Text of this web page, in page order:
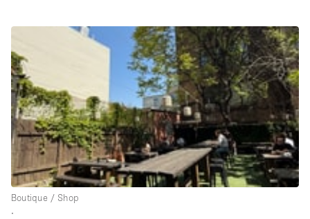
Other
Photo / Filming Studio
Restaurant / Bar / Cafe
Rooftop
Salon
Shop Share
Stall / Market Stall
Truck
Boutique / Shop
∙